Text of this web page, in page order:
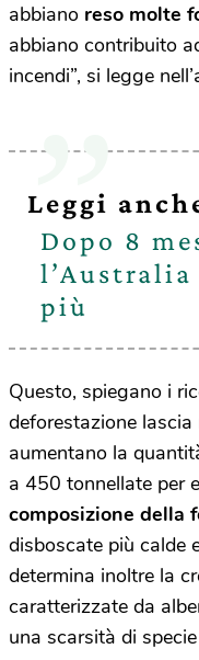
abbiano reso molte
abbiano contribuito
incendi”, si legge
Leggi
Dopo 8
più
Questo, spiegano i
deforestazione
aumentano la
a 450 tonnellate per
composizione della
disboscate più calde
determina inoltre la
caratterizzate da
una scarsità di